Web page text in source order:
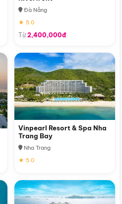
Đà Nẵng
★ 5.0
Từ2,400,000đ
Vinpearl Resort & Spa Nha
Trang Bay
Nha Trang
★ 5.0